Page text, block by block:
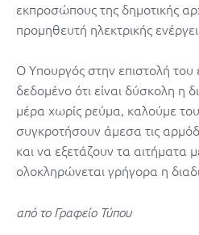
εκπροσώπους της δημοτικής
προμηθευτή ηλεκτρικής
Ο Υπουργός στην επιστολή του
δεδομένο ότι είναι δύσκολη η
μέρα χωρίς ρεύμα, καλούμε
συγκροτήσουν άμεσα τις
και να εξετάζουν τα αιτήματα
ολοκληρώνεται γρήγορα η
από το Γραφείο Τύπου